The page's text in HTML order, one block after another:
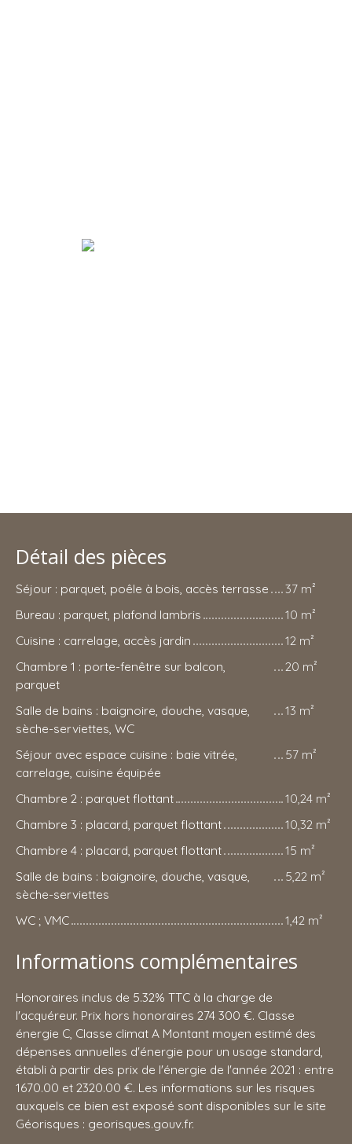
Détail des pièces
Séjour : parquet, poêle à bois, accès terrasse
37 m²
Bureau : parquet, plafond lambris
10 m²
Cuisine : carrelage, accès jardin
12 m²
Chambre 1 : porte-fenêtre sur balcon,
parquet
20 m²
Salle de bains : baignoire, douche, vasque,
sèche-serviettes, WC
13 m²
Séjour avec espace cuisine : baie vitrée,
carrelage, cuisine équipée
57 m²
Chambre 2 : parquet flottant
10,24 m²
Chambre 3 : placard, parquet flottant
10,32 m²
Chambre 4 : placard, parquet flottant
15 m²
Salle de bains : baignoire, douche, vasque,
sèche-serviettes
5,22 m²
WC ; VMC 1,42 m²
Informations complémentaires
Honoraires inclus de 5.32% TTC à la charge de
l'acquéreur. Prix hors honoraires 274 300 €. Classe
énergie C, Classe climat A Montant moyen estimé des
dépenses annuelles d'énergie pour un usage standard,
établi à partir des prix de l'énergie de l'année 2021 : entre
1670.00 et 2320.00 €. Les informations sur les risques
auxquels ce bien est exposé sont disponibles sur le site
Géorisques : georisques.gouv.fr.